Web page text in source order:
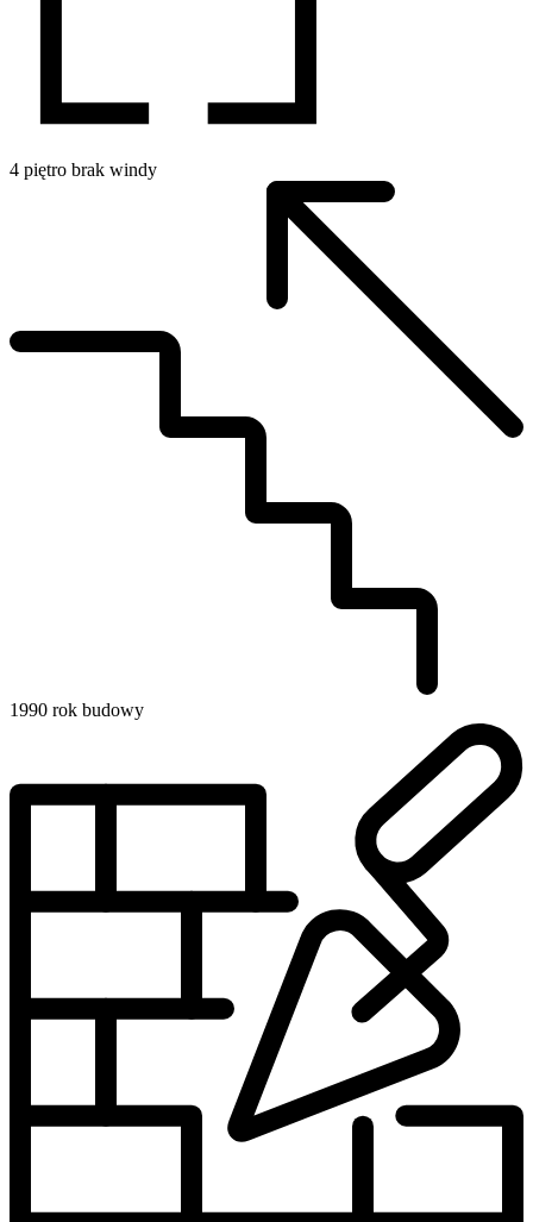
4 piętro brak windy
1990 rok budowy